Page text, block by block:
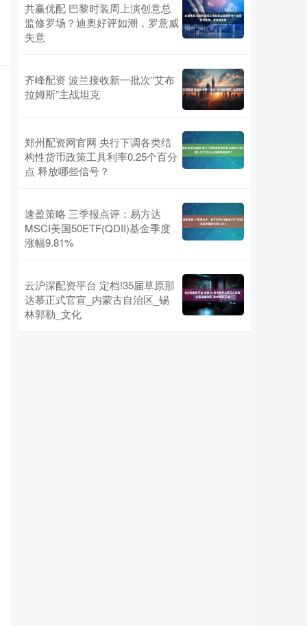
共赢优配 巴黎时装周上演创意总
监修罗场？迪奥好评如潮，罗意威
失意
齐峰配资 波兰接收新一批次“艾布
拉姆斯”主战坦克
郑州配资网官网 央行下调各类结
构性货币政策工具利率0.25个百分
点 释放哪些信号？
速盈策略 三季报点评：易方达
MSCI美国50ETF(QDII)基金季度
涨幅9.81%
云沪深配资平台 定档!35届草原那
达慕正式官宣_内蒙古自治区_锡
林郭勒_文化